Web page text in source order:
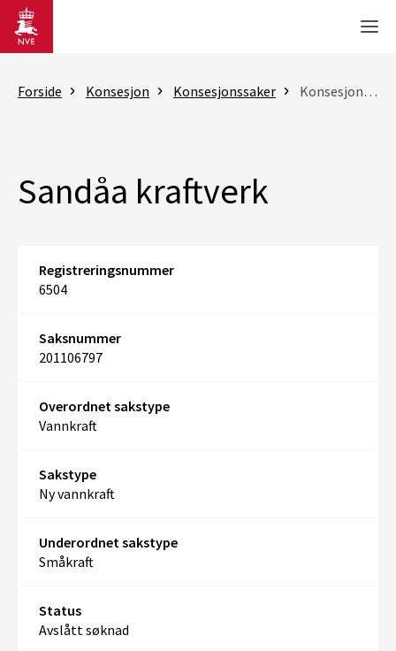
Gå til hovedinnhold
Forside Konsesjon Konsesjonssaker Konsesjonssak
Sandåa kraftverk
Registreringsnummer
6504
Saksnummer
201106797
Overordnet sakstype
Vannkraft
Sakstype
Ny vannkraft
Underordnet sakstype
Småkraft
Status
Avslått søknad